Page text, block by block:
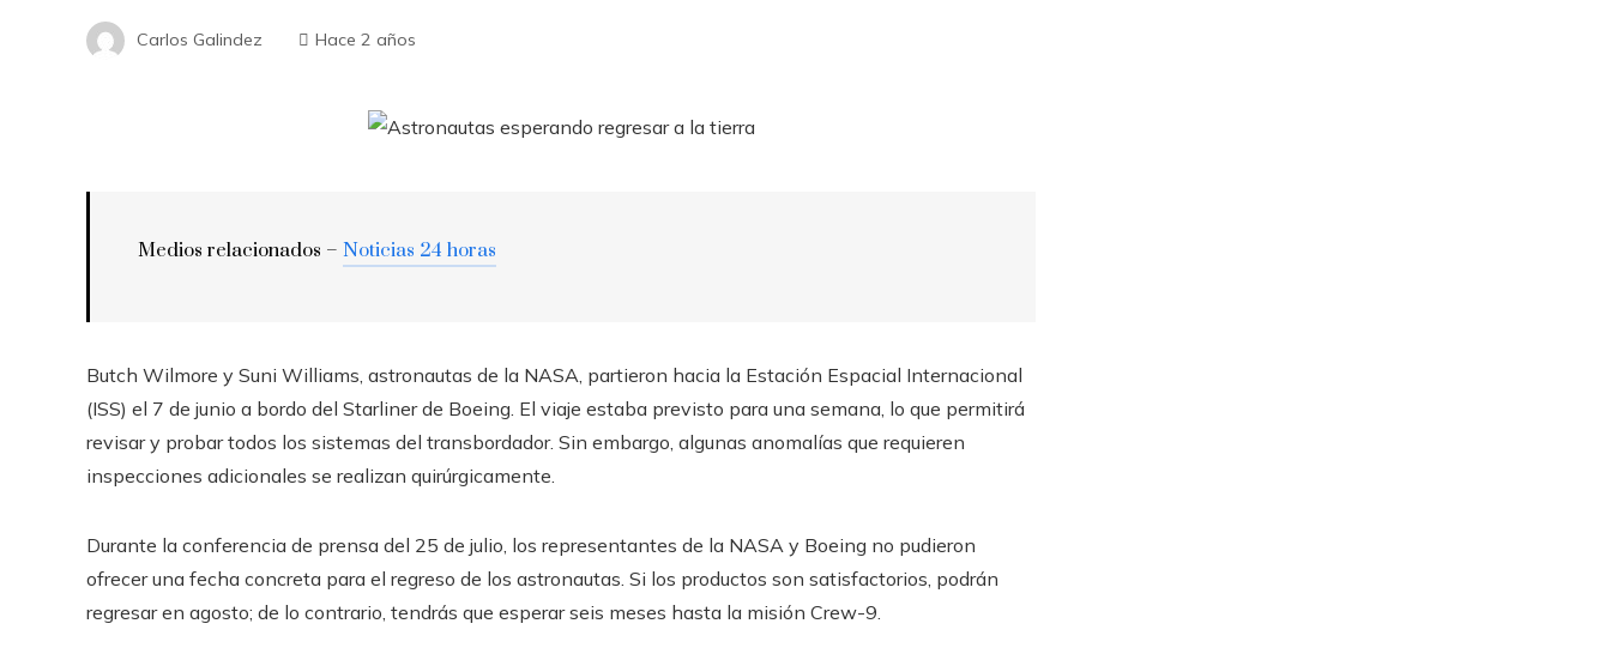
Carlos Galindez Hace 2 años
Medios relacionados – Noticias 24 horas
Butch Wilmore y Suni Williams, astronautas de la NASA, partieron hacia la Estación Espacial Internacional
(ISS) el 7 de junio a bordo del Starliner de Boeing. El viaje estaba previsto para una semana, lo que permitirá
revisar y probar todos los sistemas del transbordador. Sin embargo, algunas anomalías que requieren
inspecciones adicionales se realizan quirúrgicamente.
Durante la conferencia de prensa del 25 de julio, los representantes de la NASA y Boeing no pudieron
ofrecer una fecha concreta para el regreso de los astronautas. Si los productos son satisfactorios, podrán
regresar en agosto; de lo contrario, tendrás que esperar seis meses hasta la misión Crew-9.